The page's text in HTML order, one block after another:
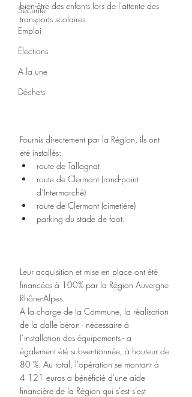
Sécurité
Emploi
Élections
A la une
Déchets
bien-être des enfants lors de l'attente des
transports scolaires.
Fournis directement par la Région, ils ont
été installés:
route de Tallagnat
route de Clermont (rond-point
d’Intermarché)
route de Clermont (cimetière)
parking du stade de foot.
Leur acquisition et mise en place ont été
financées à 100% par la Région Auvergne
Rhône-Alpes.
A la charge de la Commune, la réalisation
de la dalle béton - nécessaire à
l’installation des équipements - a
également été subventionnée, à hauteur de
80 %. Au total, l'opération se montant à
4 121 euros a bénéficié d'une aide
financière de la Région qui s'est s’est